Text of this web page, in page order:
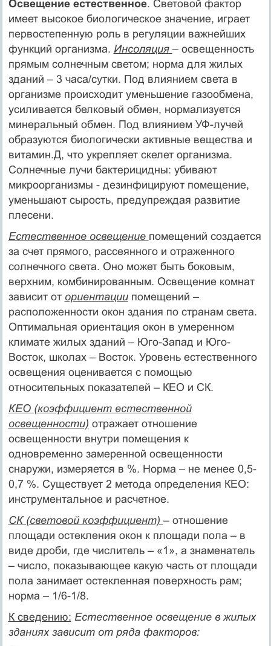
Освещение естественное. Световой фактор
имеет высокое биологическое значение, играет
первостепенную роль в регуляции важнейших
функций организма. Инсоляция – освещенность
прямым солнечным светом; норма для жилых
зданий – 3 часа/сутки. Под влиянием света в
организме происходит уменьшение газообмена,
усиливается белковый обмен, нормализуется
минеральный обмен. Под влиянием УФ-лучей
образуются биологически активные вещества и
витамин.Д, что укрепляет скелет организма.
Солнечные лучи бактерицидны: убивают
микроорганизмы - дезинфицируют помещение,
уменьшают сырость, предупреждая развитие
плесени.
Естественное освещение помещений создается
за счет прямого, рассеянного и отраженного
солнечного света. Оно может быть боковым,
верхним, комбинированным. Освещение комнат
зависит от ориентациипомещений –
расположенности окон здания по странам света.
Оптимальная ориентация окон в умеренном
климате жилых зданий – Юго-Запад и Юго-
Восток, школах – Восток. Уровень естественного
освещения оценивается с помощью
относительных показателей – КЕО и СК.
КЕО (коэффициент естественной
освещенности) отражает отношение
освещенности внутри помещения к
одновременно замеренной освещенности
снаружи, измеряется в %. Норма – не менее 0,5-
0,7 %. Существует 2 метода определения КЕО:
инструментальное и расчетное.
СК (световой коэффициент) – отношение
площади остекления окон к площади пола – в
виде дроби, где числитель – «1», а знаменатель
– число, показывающее какую часть от площади
пола занимает остекленная поверхность рам;
норма – 1/6-1/8.
К сведению: Естественное освещение в жилых
зданиях зависит от ряда факторов: